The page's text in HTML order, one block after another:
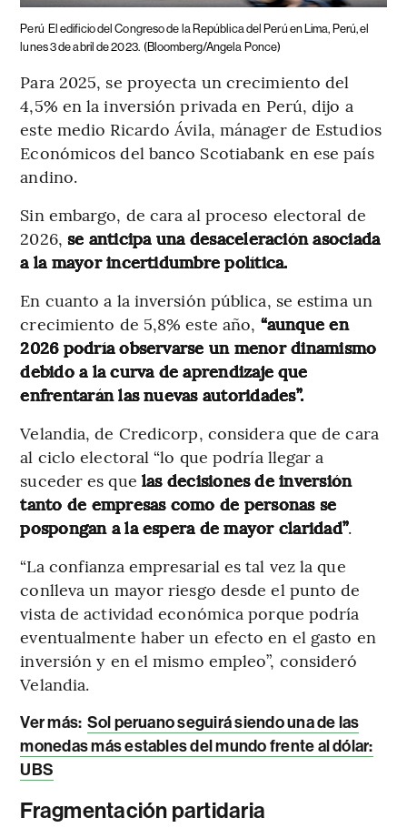
Perú El edificio del Congreso de la República del Perú en Lima, Perú, el
lunes 3 de abril de 2023. (Bloomberg/Angela Ponce)
Para 2025, se proyecta un crecimiento del
4,5% en la inversión privada en Perú, dijo a
este medio Ricardo Ávila, mánager de Estudios
Económicos del banco Scotiabank en ese país
andino.
Sin embargo, de cara al proceso electoral de
2026, se anticipa una desaceleración asociada
a la mayor incertidumbre política.
En cuanto a la inversión pública, se estima un
crecimiento de 5,8% este año, “aunque en
2026 podría observarse un menor dinamismo
debido a la curva de aprendizaje que
enfrentarán las nuevas autoridades”.
Velandia, de Credicorp, considera que de cara
al ciclo electoral “lo que podría llegar a
suceder es que las decisiones de inversión
tanto de empresas como de personas se
pospongan a la espera de mayor claridad”.
“La confianza empresarial es tal vez la que
conlleva un mayor riesgo desde el punto de
vista de actividad económica porque podría
eventualmente haber un efecto en el gasto en
inversión y en el mismo empleo”, consideró
Velandia.
Ver más: Sol peruano seguirá siendo una de las
monedas más estables del mundo frente al dólar:
UBS
Fragmentación partidaria